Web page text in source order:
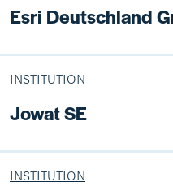
Esri Deutschland
INSTITUTION
Jowat SE
INSTITUTION